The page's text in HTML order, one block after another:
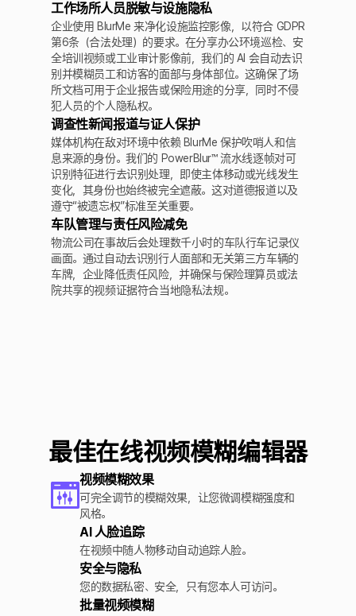
工作场所人员脱敏与设施隐私
企业使用 BlurMe 来净化设施监控影像，以符合 GDPR
第6条（合法处理）的要求。在分享办公环境巡检、安
全培训视频或工业审计影像前，我们的 AI 会自动去识
别并模糊员工和访客的面部与身体部位。这确保了场
所文档可用于企业报告或保险用途的分享，同时不侵
犯人员的个人隐私权。
调查性新闻报道与证人保护
媒体机构在敌对环境中依赖 BlurMe 保护吹哨人和信
息来源的身份。我们的 PowerBlur™ 流水线逐帧对可
识别特征进行去识别处理，即使主体移动或光线发生
变化，其身份也始终被完全遮蔽。这对道德报道以及
遵守“被遗忘权”标准至关重要。
车队管理与责任风险减免
物流公司在事故后会处理数千小时的车队行车记录仪
画面。通过自动去识别行人面部和无关第三方车辆的
车牌，企业降低责任风险，并确保与保险理算员或法
院共享的视频证据符合当地隐私法规。
最佳在线视频模糊编辑器
视频模糊效果
可完全调节的模糊效果，让您微调模糊强度和
风格。
AI 人脸追踪
在视频中随人物移动自动追踪人脸。
安全与隐私
您的数据私密、安全，只有您本人可访问。
批量视频模糊